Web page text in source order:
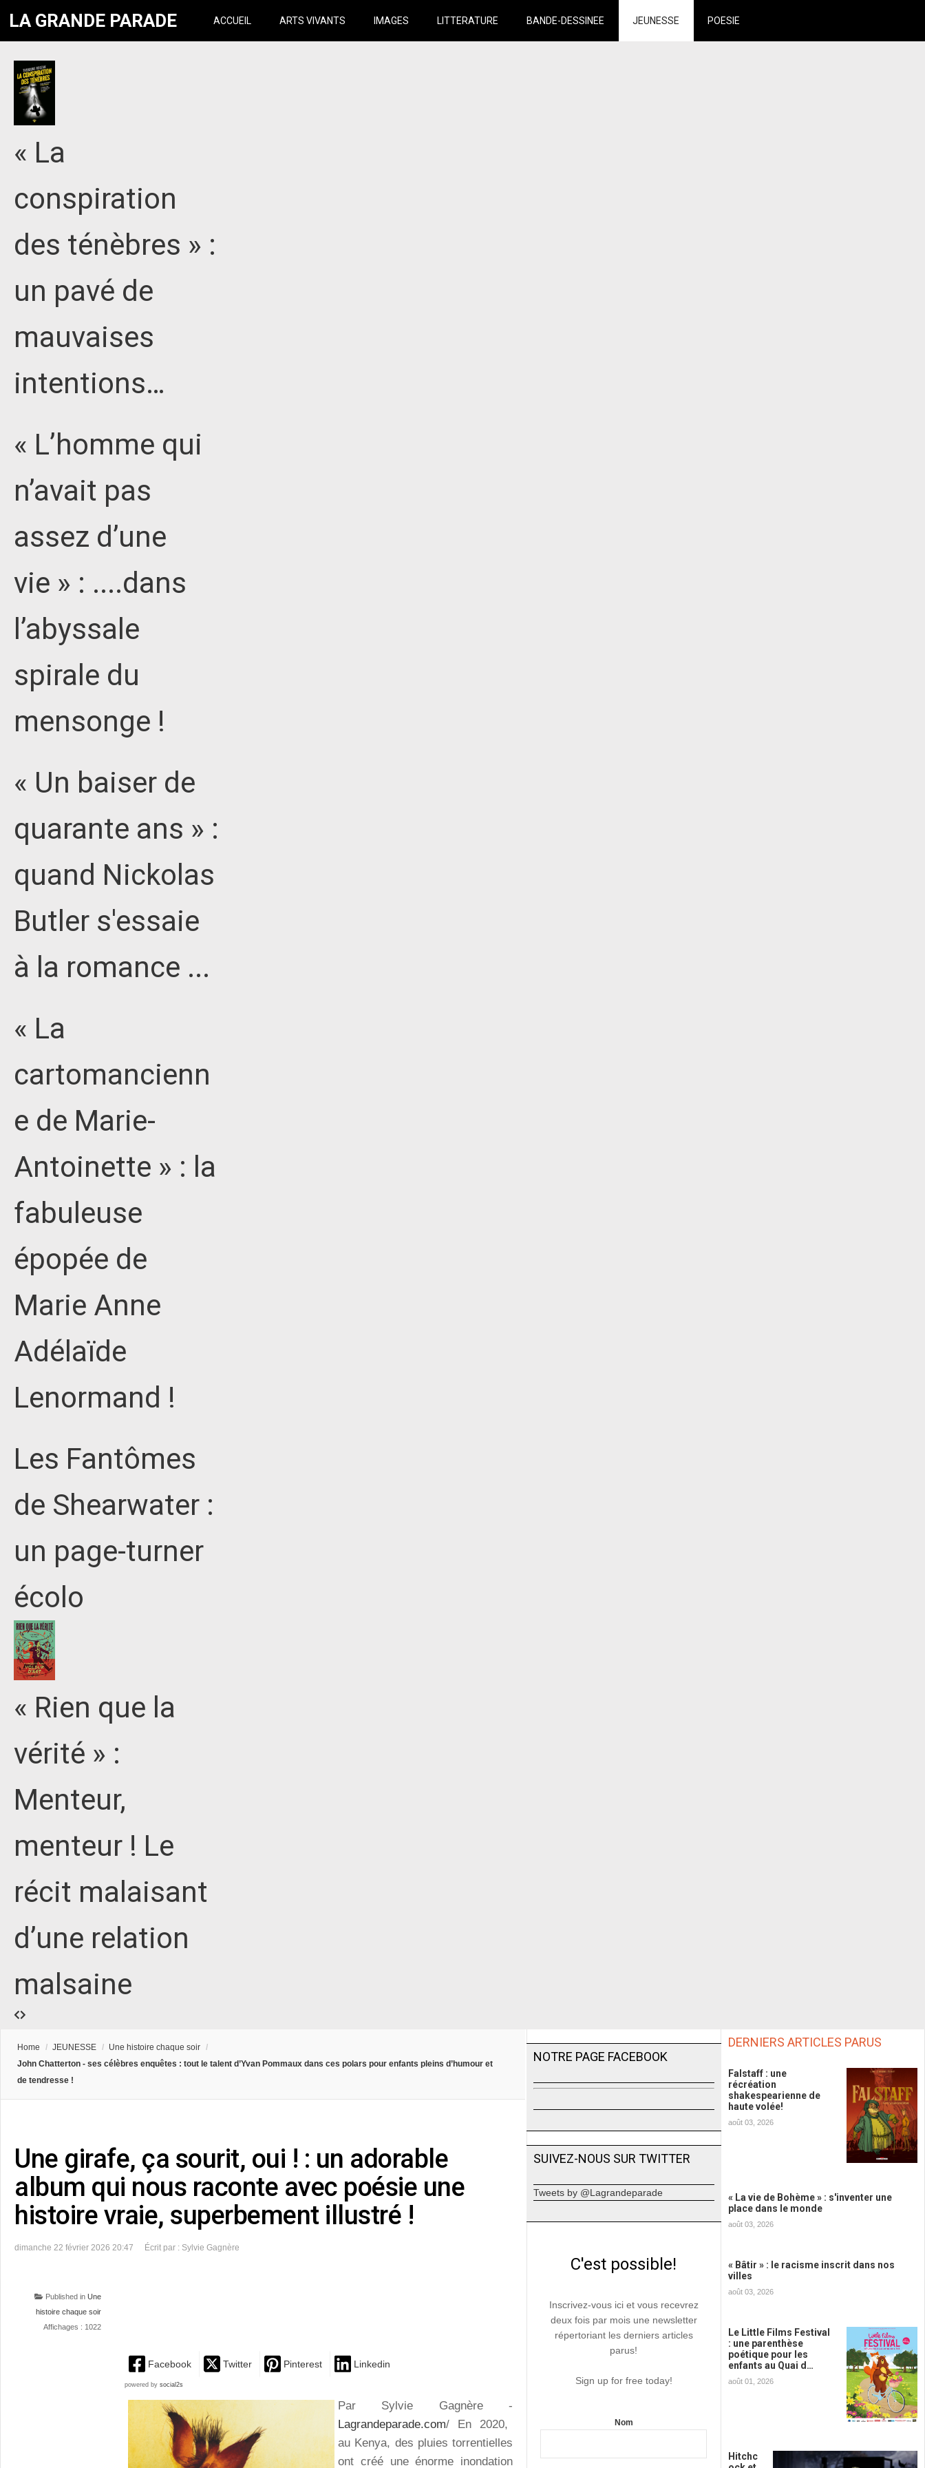
LA GRANDE PARADE ACCUEIL ARTS VIVANTS IMAGES LITTERATURE BANDE-DESSINEE JEUNESSE POESIE
« La
conspiration
des ténèbres » :
un pavé de
mauvaises
intentions…
« L’homme qui
n’avait pas
assez d’une
vie » : ....dans
l’abyssale
spirale du
mensonge !
« Un baiser de
quarante ans » :
quand Nickolas
Butler s'essaie
à la romance ...
« La
cartomancienn
e de Marie-
Antoinette » : la
fabuleuse
épopée de
Marie Anne
Adélaïde
Lenormand !
Les Fantômes
de Shearwater :
un page-turner
écolo
« Rien que la
vérité » :
Menteur,
menteur ! Le
récit malaisant
d’une relation
malsaine
Home / JEUNESSE / Une histoire chaque soir /
John Chatterton - ses célèbres enquêtes : tout le talent d’Yvan Pommaux dans ces polars pour enfants pleins d’humour et
de tendresse !
Une girafe, ça sourit, oui ! : un adorable
album qui nous raconte avec poésie une
histoire vraie, superbement illustré !
dimanche 22 février 2026 20:47 Écrit par : Sylvie Gagnère
Published in Une
histoire chaque soir
Affichages : 1022
Facebook Twitter Pinterest Linkedin
powered by social2s
Par Sylvie Gagnère -
Lagrandeparade.com/ En 2020,
au Kenya, des pluies torrentielles
ont créé une énorme inondation
NOTRE PAGE FACEBOOK
SUIVEZ-NOUS SUR TWITTER
Tweets by @Lagrandeparade
C'est possible!
Inscrivez-vous ici et vous recevrez
deux fois par mois une newsletter
répertoriant les derniers articles
parus!
Sign up for free today!
Nom
DERNIERS ARTICLES PARUS
Falstaff : une
récréation
shakespearienne de
haute volée!
août 03, 2026
« La vie de Bohème » : s'inventer une
place dans le monde
août 03, 2026
« Bâtir » : le racisme inscrit dans nos
villes
août 03, 2026
Le Little Films Festival
: une parenthèse
poétique pour les
enfants au Quai d…
août 01, 2026
Hitchc